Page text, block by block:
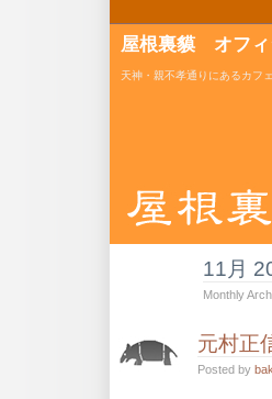
屋根裏貘 オフィ
天神・親不孝通りにあるカフ
11月
Monthly
元村正
Posted by